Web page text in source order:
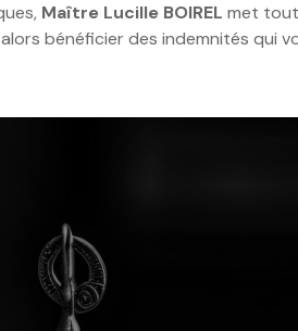
Maître Lucille BOIREL met
bénéficier des indemnités qui